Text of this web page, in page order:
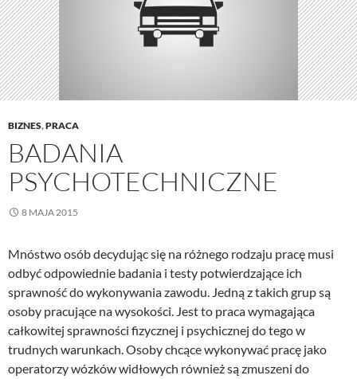
BIZNES,PRACA
BADANIA
PSYCHOTECHNICZNE
8 MAJA 2015
Mnóstwo osób decydując się na różnego rodzaju pracę musi
odbyć odpowiednie badania i testy potwierdzające ich
sprawność do wykonywania zawodu. Jedną z takich grup są
osoby pracujące na wysokości. Jest to praca wymagająca
całkowitej sprawności fizycznej i psychicznej do tego w
trudnych warunkach. Osoby chcące wykonywać pracę jako
operatorzy wózków widłowych również są zmuszeni do